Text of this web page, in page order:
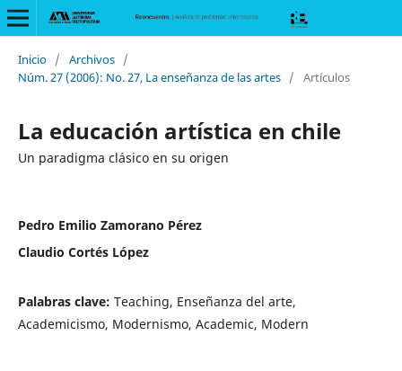
Inicio / Archivos /
Núm. 27 (2006): No. 27, La enseñanza de las artes / Artículos
La educación artística en chile
Un paradigma clásico en su origen
Pedro Emilio Zamorano Pérez
Claudio Cortés López
Palabras clave: Teaching, Enseñanza del arte,
Academicismo, Modernismo, Academic, Modern